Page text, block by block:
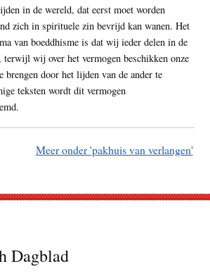
in de wereld, dat eerst moet worden
zich in spirituele zin bevrijd kan wanen. Het
van boeddhisme is dat wij ieder delen in de
terwijl wij over het vermogen beschikken onze
door het lijden van de ander te
teksten wordt dit vermogen
Meer onder 'pakhuis van verlangen'
Dagblad